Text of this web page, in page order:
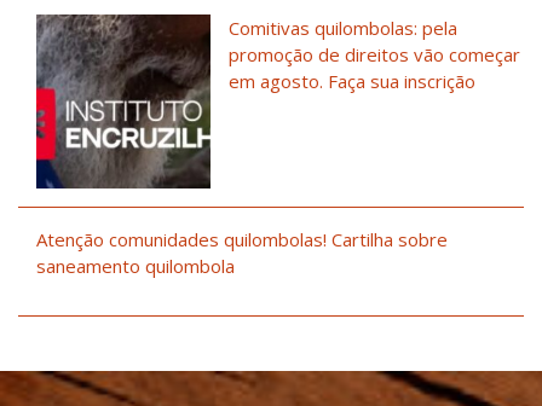
Comitivas quilombolas: pela
promoção de direitos vão começar
em agosto. Faça sua inscrição
Atenção comunidades quilombolas! Cartilha sobre
saneamento quilombola